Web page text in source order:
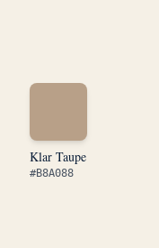
Klar Taupe
#B8A088